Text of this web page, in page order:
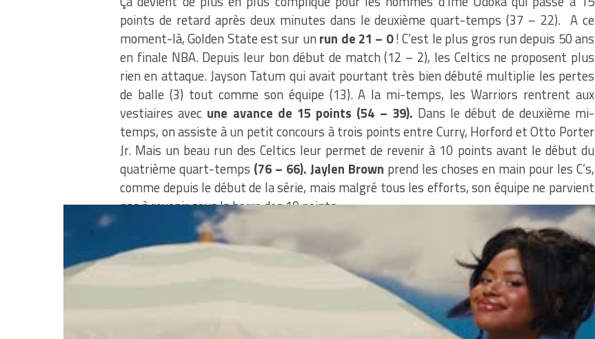
points de retard après deux minutes dans le deuxième quart-temps (37 – 22). A ce
moment-là, Golden State est sur un run de 21 – 0! C’est le plus gros run depuis 50 ans
en finale NBA. Depuis leur bon début de match (12 – 2), les Celtics ne proposent plus
rien en attaque. Jayson Tatum qui avait pourtant très bien débuté multiplie les pertes
de balle (3) tout comme son équipe (13). A la mi-temps, les Warriors rentrent aux
vestiaires avec une avance de 15 points (54 – 39). Dans le début de deuxième mi-
temps, on assiste à un petit concours à trois points entre Curry, Horford et Otto Porter
Jr. Mais un beau run des Celtics leur permet de revenir à 10 points avant le début du
quatrième quart-temps (76 – 66). Jaylen Brown prend les choses en main pour les C’s,
comme depuis le début de la série, mais malgré tous les efforts, son équipe ne parvient
pas à revenir sous la barre des 10 points.
pic.twitter.com/nh442yIjGw
— Golden State Warriors (@warriors)June 17,
2022